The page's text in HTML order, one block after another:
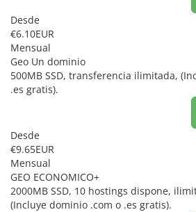
Desde
€6.10EUR
Mensual
Geo Un dominio
500MB SSD, transferencia ilimitada,
.es gratis).
Desde
€9.65EUR
Mensual
GEO ECONOMICO+
2000MB SSD, 10 hostings dispone,
(Incluye dominio .com o .es gratis).